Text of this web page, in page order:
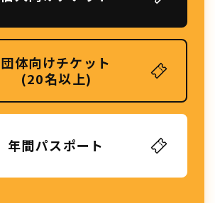
団体向けチケット
(20名以上)
年間パスポート